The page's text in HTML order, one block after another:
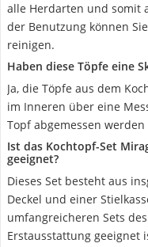
alle Herdarten und somit
der Benutzung können
reinigen.
Haben diese Töpfe eine
Ja, die Töpfe aus dem
im Inneren über eine
Topf abgemessen werden
Ist das Kochtopf-Set
geeignet?
Dieses Set besteht aus
Deckel und einer
umfangreicheren Sets
Erstausstattung geeignet